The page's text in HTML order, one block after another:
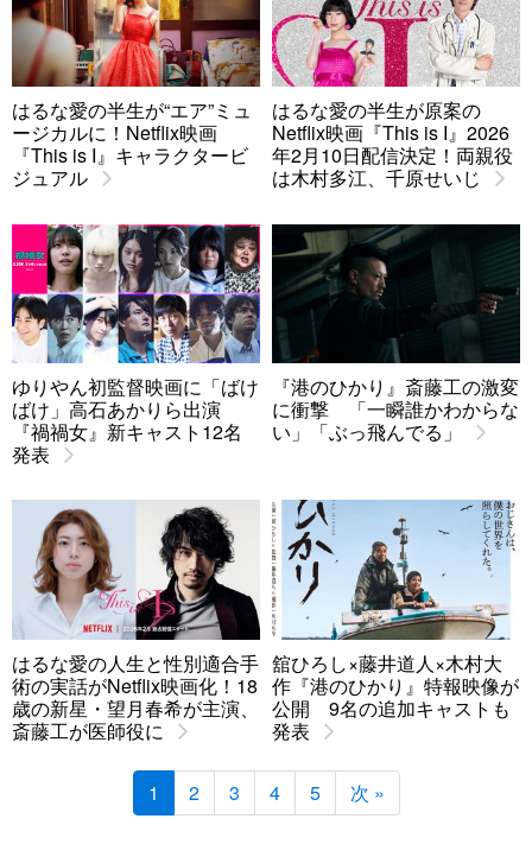
はるな愛の半生が“エア”ミュ
ージカルに！Netflix映画
『This is I』キャラクタービ
ジュアル
はるな愛の半生が原案の
Netflix映画『This is I』2026
年2月10日配信決定！両親役
は木村多江、千原せいじ
ゆりやん初監督映画に「ばけ
ばけ」高石あかりら出演
『禍禍女』新キャスト12名
発表
『港のひかり』斎藤工の激変
に衝撃 「一瞬誰かわからな
い」「ぶっ飛んでる」
はるな愛の人生と性別適合手
術の実話がNetflix映画化！18
歳の新星・望月春希が主演、
斎藤工が医師役に
舘ひろし×藤井道人×木村大
作『港のひかり』特報映像が
公開 9名の追加キャストも
発表
1 2 3 4 5 次 »